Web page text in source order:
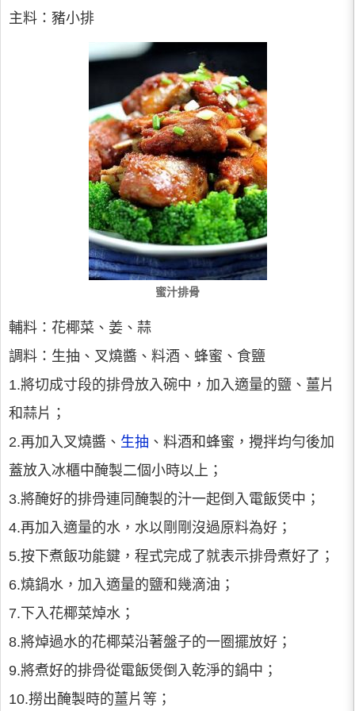
主料：豬小排
蜜汁排骨
輔料：花椰菜、姜、蒜
調料：生抽、叉燒醬、料酒、蜂蜜、食鹽
1.將切成寸段的排骨放入碗中，加入適量的鹽、薑片
和蒜片；
2.再加入叉燒醬、 生抽 、料酒和蜂蜜，攪拌均勻後加
蓋放入冰櫃中醃製二個小時以上；
3.將醃好的排骨連同醃製的汁一起倒入電飯煲中；
4.再加入適量的水，水以剛剛沒過原料為好；
5.按下煮飯功能鍵，程式完成了就表示排骨煮好了；
6.燒鍋水，加入適量的鹽和幾滴油；
7.下入花椰菜焯水；
8.將焯過水的花椰菜沿著盤子的一圈擺放好；
9.將煮好的排骨從電飯煲倒入乾淨的鍋中；
10.撈出醃製時的薑片等；